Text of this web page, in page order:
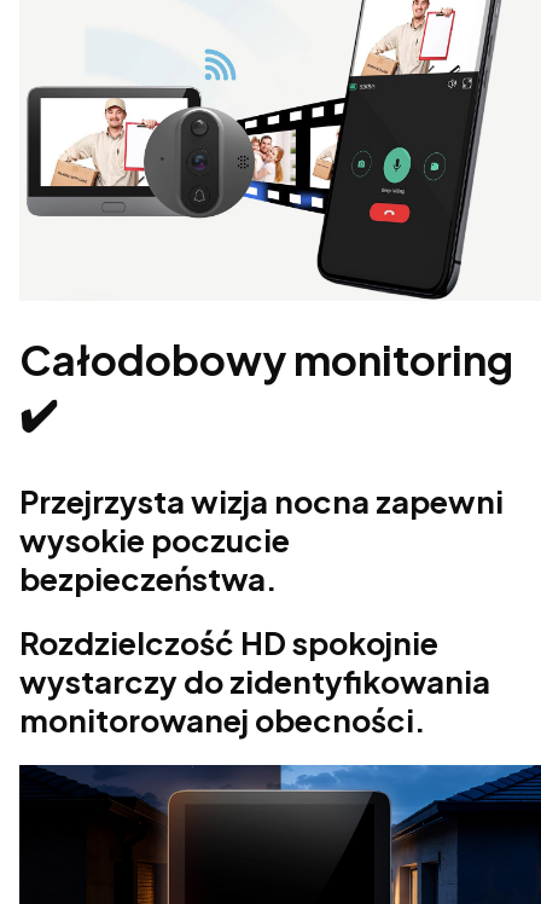
Całodobowy monitoring
✔️
Przejrzysta wizja nocna zapewni
wysokie poczucie
bezpieczeństwa.
Rozdzielczość HD spokojnie
wystarczy do zidentyfikowania
monitorowanej obecności.